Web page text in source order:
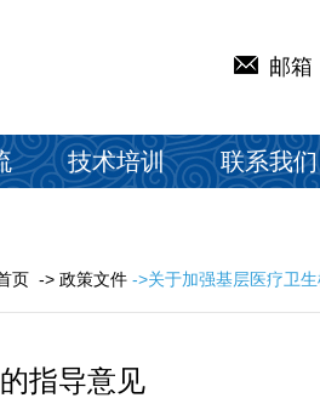
邮箱
技术培训 联系我们
页 -> 政策文件 ->关于加强基层医疗卫
指导意见